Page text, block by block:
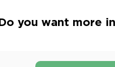
Do you want more